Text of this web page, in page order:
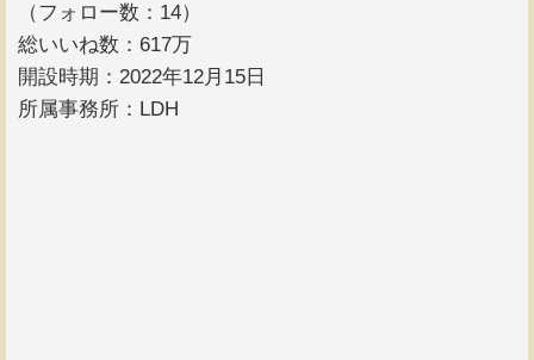
（フォロー数：14）
総いいね数：617万
開設時期：2022年12月15日
所属事務所：LDH